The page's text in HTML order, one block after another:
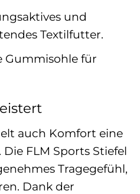
und
Textilfutter.
Gummisohle für
auch Komfort eine
FLM Sports Stiefel
Tragegefühl,
Dank der